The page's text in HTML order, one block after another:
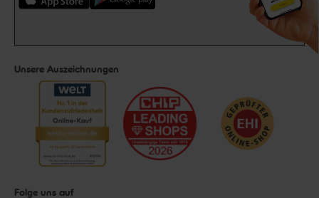
Unsere Auszeichnungen
Folge uns auf